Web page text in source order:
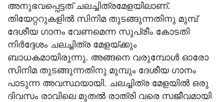
അനുഭവപ്പെട്ടത് ചലച്ചിത്രമേളയിലാണ്.
തിയേറ്ററുകളില്‍ സിനിമ തുടങ്ങുന്നതിനു മുമ്പ്
ദേശീയ ഗാനം വേണമെന്ന സുപ്രീം കോടതി
നിര്‍ദ്ദേശം ചലച്ചിത്ര മേളയ്ക്കും
ബാധകമായിരുന്നു. അങ്ങനെ വരുമ്പോള്‍ ഓരോ
സിനിമ തുടങ്ങുന്നതിനു മുമ്പും ദേശീയ ഗാനം
പാടുന്ന അവസ്ഥയായി. ചലച്ചിത്ര മേളയില്‍ ഒരു
ദിവസം രാവിലെ മുതല്‍ രാത്രി വരെ സജീവമായി